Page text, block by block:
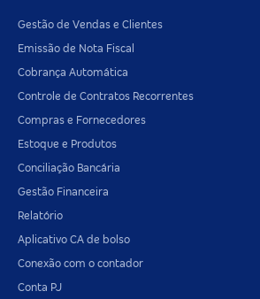
Gestão de Vendas e Clientes
Emissão de Nota Fiscal
Cobrança Automática
Controle de Contratos Recorrentes
Compras e Fornecedores
Estoque e Produtos
Conciliação Bancária
Gestão Financeira
Relatório
Aplicativo CA de bolso
Conexão com o contador
Conta PJ